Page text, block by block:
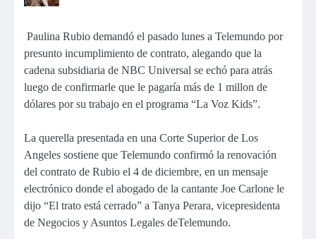
Paulina Rubio demandó el pasado lunes a Telemundo por
presunto incumplimiento de contrato, alegando que la
cadena subsidiaria de NBC Universal se echó para atrás
luego de confirmarle que le pagaría más de 1 millon de
dólares por su trabajo en el programa “La Voz Kids”.
La querella presentada en una Corte Superior de Los
Angeles sostiene que Telemundo confirmó la renovación
del contrato de Rubio el 4 de diciembre, en un mensaje
electrónico donde el abogado de la cantante Joe Carlone le
dijo “El trato está cerrado” a Tanya Perara, vicepresidenta
de Negocios y Asuntos Legales deTelemundo.